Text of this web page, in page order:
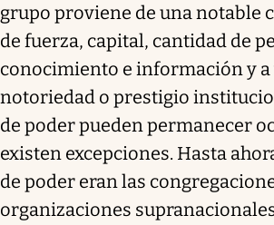
grupo proviene de una notable
de fuerza, capital, cantidad de
conocimiento e información y a
notoriedad o prestigio
de poder pueden permanecer
existen excepciones. Hasta
de poder eran las
organizaciones